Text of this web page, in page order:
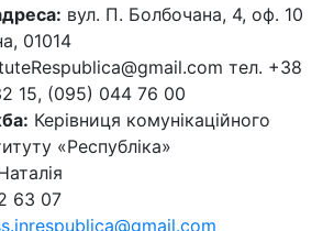
вул. П. Болбочана, 4, оф. 10
01014
тел. +38
15, (095) 044 76 00
Керівниця комунікаційного
«Республіка»
63 07